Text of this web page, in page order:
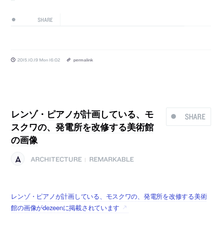
SHARE
2015.10.19 Mon 16:02 permalink
SHARE
レンゾ・ピアノが計画している、モ
スクワの、発電所を改修する美術館
の画像
ARCHITECTURE REMARKABLE
レンゾ・ピアノが計画している、モスクワの、発電所を改修する美術
館の画像がdezeenに掲載されています